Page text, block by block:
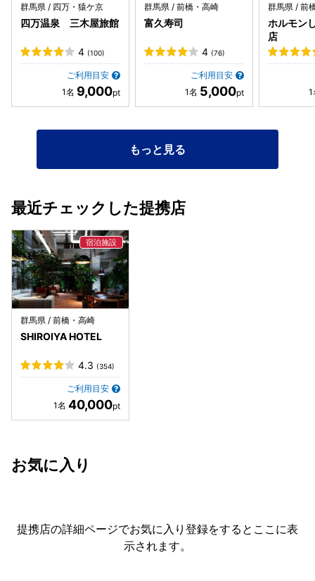
群馬県 / 四万・猿ケ京
四万温泉 三木屋旅館
4 (100)
ご利用目安
9,000
群馬県 / 前橋・高崎
富久寿司
4 (76)
ご利用目安
5,000
群馬県 / 前
ホルモン
店
もっと見る
最近チェックした提携店
群馬県 / 前橋・高崎
SHIROIYA HOTEL
4.3 (354)
ご利用目安
40,000
お気に入り
提携店の詳細ページでお気に入り登録をすると ここに表
示されます。